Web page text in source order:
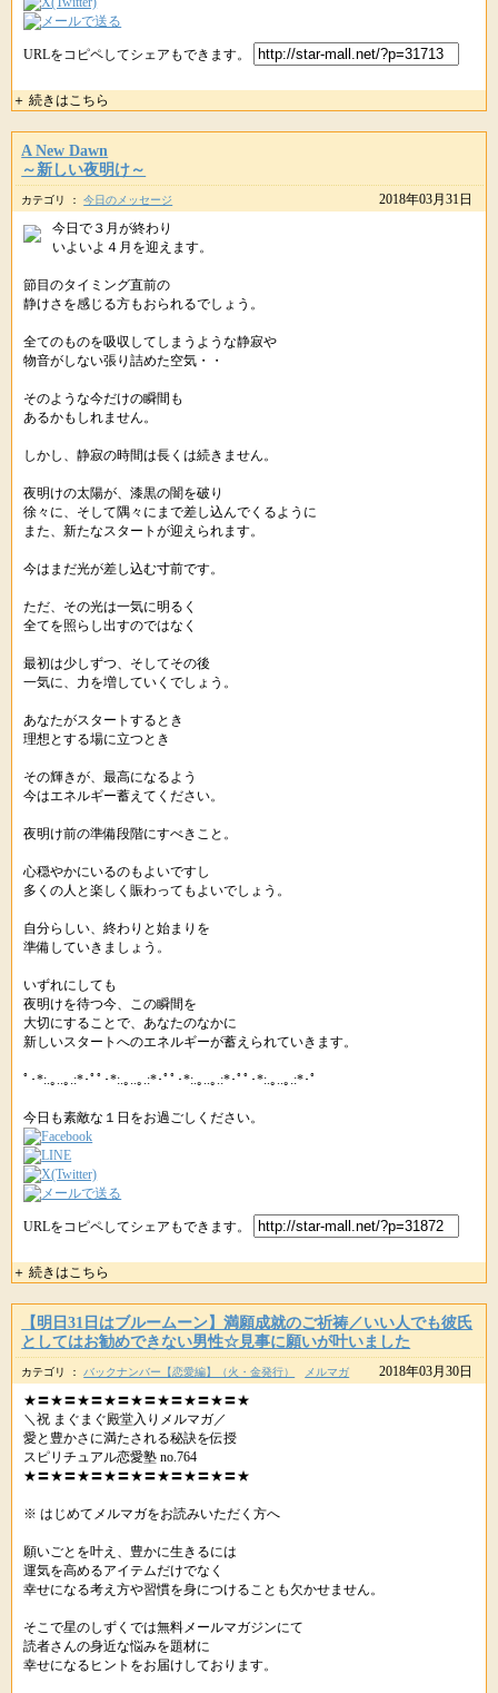
URLをコピペしてシェアもできます。
＋ 続きはこちら
A New Dawn
～新しい夜明け～
カテゴリ ：今日のメッセージ
2018年03月31日
今日で３月が終わり
いよいよ４月を迎えます。
節目のタイミング直前の
静けさを感じる方もおられるでしょう。
全てのものを吸収してしまうような静寂や
物音がしない張り詰めた空気・・
そのような今だけの瞬間も
あるかもしれません。
しかし、静寂の時間は長くは続きません。
夜明けの太陽が、漆黒の闇を破り
徐々に、そして隅々にまで差し込んでくるように
また、新たなスタートが迎えられます。
今はまだ光が差し込む寸前です。
ただ、その光は一気に明るく
全てを照らし出すのではなく
最初は少しずつ、そしてその後
一気に、力を増していくでしょう。
あなたがスタートするとき
理想とする場に立つとき
その輝きが、最高になるよう
今はエネルギー蓄えてください。
夜明け前の準備段階にすべきこと。
心穏やかにいるのもよいですし
多くの人と楽しく賑わってもよいでしょう。
自分らしい、終わりと始まりを
準備していきましょう。
いずれにしても
夜明けを待つ今、この瞬間を
大切にすることで、あなたのなかに
新しいスタートへのエネルギーが蓄えられていきます。
ﾟ･*:.｡..｡.:*･ﾟﾟ･*:.｡..｡.:*･ﾟﾟ･*:.｡..｡.:*･ﾟﾟ･*:.｡..｡.:*･ﾟ
今日も素敵な１日をお過ごしください。
URLをコピペしてシェアもできます。
＋ 続きはこちら
【明日31日はブルームーン】満願成就のご祈祷／いい人でも彼氏
としてはお勧めできない男性☆見事に願いが叶いました
カテゴリ ： バックナンバー【恋愛編】（火・金発行） メルマガ
2018年03月30日
★〓★〓★〓★〓★〓★〓★〓★〓★
＼祝 まぐまぐ殿堂入りメルマガ／
愛と豊かさに満たされる秘訣を伝授
スピリチュアル恋愛塾 no.764
★〓★〓★〓★〓★〓★〓★〓★〓★
※ はじめてメルマガをお読みいただく方へ
願いごとを叶え、豊かに生きるには
運気を高めるアイテムだけでなく
幸せになる考え方や習慣を身につけることも欠かせません。
そこで星のしずくでは無料メールマガジンにて
読者さんの身近な悩みを題材に
幸せになるヒントをお届けしております。